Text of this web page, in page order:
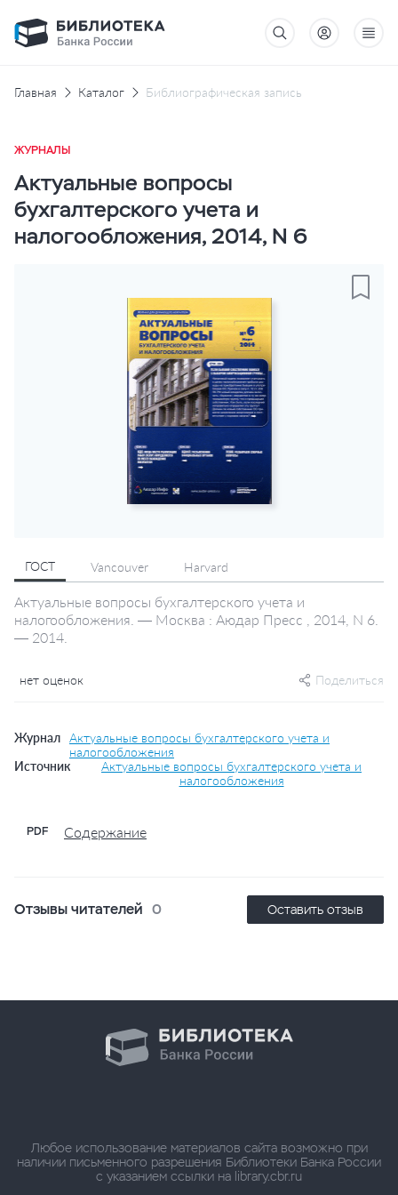
Главная Каталог Библиографическая запись
ЖУРНАЛЫ
Актуальные вопросы
бухгалтерского учета и
налогообложения, 2014, N 6
ГОСТ Vancouver Harvard
Актуальные вопросы бухгалтерского учета и
налогообложения. — Москва : Аюдар Пресс , 2014, N 6.
— 2014.
нет оценок Поделиться
Журнал Актуальные вопросы бухгалтерского учета и
налогообложения
Источник
Актуальные вопросы бухгалтерского учета и
налогообложения
PDF Содержание
Отзывы читателей 0 Оставить отзыв
Любое использование материалов сайта возможно при
наличии письменного разрешения Библиотеки Банка России
с указанием ссылки на library.cbr.ru